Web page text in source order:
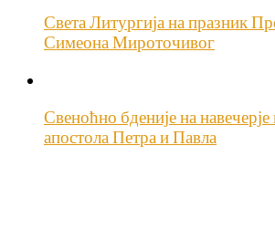
Света Литургија на празник
Симеона Мироточивог
Свеноћно бденије на
апостола Петра и Павла